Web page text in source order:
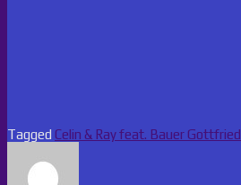
Tagged Celin & Ray feat. Bauer Gottfried